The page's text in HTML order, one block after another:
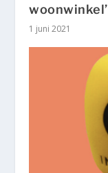
woonwinkel’
1 juni 2021